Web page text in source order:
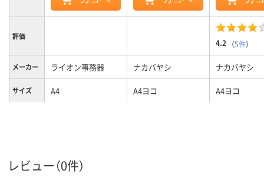
評価
4.2 （5件）
メーカー ライオン事務器 ナカバヤシ ナカバヤシ
サイズ A4 A4ヨコ A4ヨコ
向き ヨコ
レビュー（0件）